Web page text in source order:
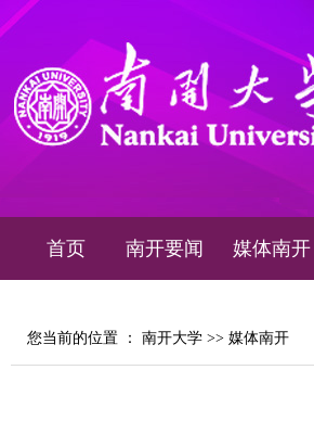
首页 南开要闻 媒体南开
您当前的位置 ： 南开大学 >> 媒体南开